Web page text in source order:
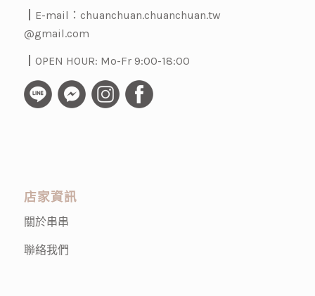
┃E-mail： chuanchuan.chuanchuan.tw
@gmail.com
┃OPEN HOUR: Mo-Fr 9:00-18:00
店家資訊
關於串串
聯絡我們